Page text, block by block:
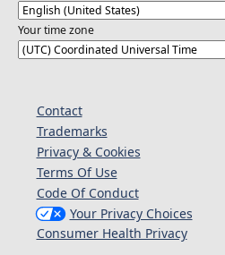
Your time zone
Contact
Trademarks
Privacy & Cookies
Terms Of Use
Code Of Conduct
Your Privacy Choices
Consumer Health Privacy